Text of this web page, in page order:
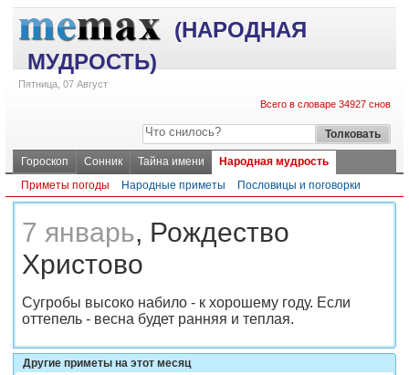
(НАРОДНАЯ
МУДРОСТЬ)
Пятница, 07 Август
Всего в словаре 34927 снов
Гороскоп Сонник Тайна имени
Народная мудрость
Приметы погоды
Народные приметы Пословицы и поговорки
7 январь, Рождество
Христово
Сугробы высоко набило - к хорошему году. Если
оттепель - весна будет ранняя и теплая.
Другие приметы на этот месяц